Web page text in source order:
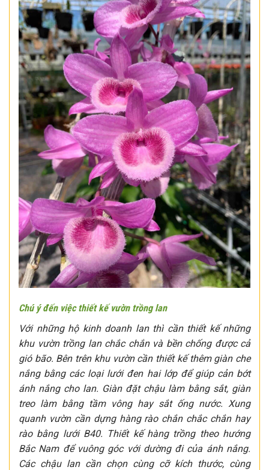
Chú ý đến việc thiết kế vườn trồng lan
Với những hộ kinh doanh lan thì cần thiết kế những
khu vườn trồng lan chắc chắn và bền chống được cả
gió bão. Bên trên khu vườn cần thiết kế thêm giàn che
nắng bằng các loại lưới đen hai lớp để giúp cản bớt
ánh nắng cho lan. Giàn đặt chậu làm bằng sắt, giàn
treo làm bằng tầm vông hay sắt ống nước. Xung
quanh vườn cần dựng hàng rào chắn chắc chắn hay
rào bằng lưới B40. Thiết kế hàng trồng theo hướng
Bắc Nam để vuông góc với dường đi của ánh nắng.
Các chậu lan cần chọn cùng cỡ kích thước, cùng